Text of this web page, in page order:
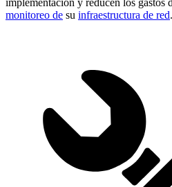
monitoreo de su infraestructura de red.